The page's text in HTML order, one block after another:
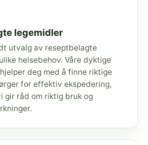
legemidler
utvalg av reseptbelagte
helsebehov. Våre dyktige
deg med å finne riktige
for effektiv ekspedering,
gir råd om riktig bruk og